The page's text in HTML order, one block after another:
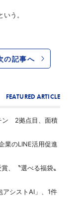
う。
の記事へ
FEATURED ARTICLE
ン 2拠点目、面積
業のLINE活用促進
、〝選べる福袋〟
シストAI」、1件